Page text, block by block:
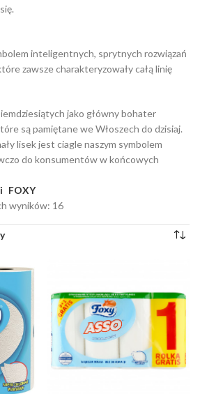
inteligentnych, sprytnych rozwiązań
zawsze charakteryzowały całą linię
jako główny bohater
są pamiętane we Włoszech do dzisiaj.
lisek jest ciagle naszym symbolem
do konsumentów w końcowych
FOXY
wyników: 16